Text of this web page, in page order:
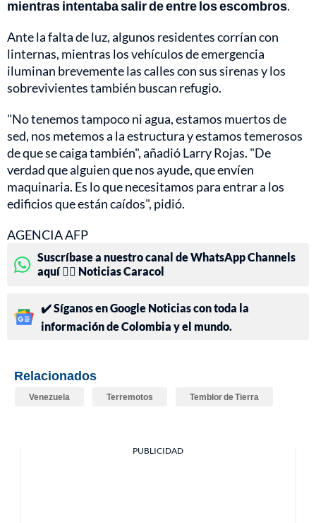
mientras intentaba salir de entre los escombros.
Ante la falta de luz, algunos residentes corrían con
linternas, mientras los vehículos de emergencia
iluminan brevemente las calles con sus sirenas y los
sobrevivientes también buscan refugio.
"No tenemos tampoco ni agua, estamos muertos de
sed, nos metemos a la estructura y estamos temerosos
de que se caiga también", añadió Larry Rojas. "De
verdad que alguien que nos ayude, que envíen
maquinaria. Es lo que necesitamos para entrar a los
edificios que están caídos", pidió.
AGENCIA AFP
Suscríbase a nuestro canal de WhatsApp Channels
aquí 👉🏻 Noticias Caracol
✔️ Síganos en Google Noticias con toda la
información de Colombia y el mundo.
Relacionados
Venezuela Terremotos Temblor de Tierra
PUBLICIDAD